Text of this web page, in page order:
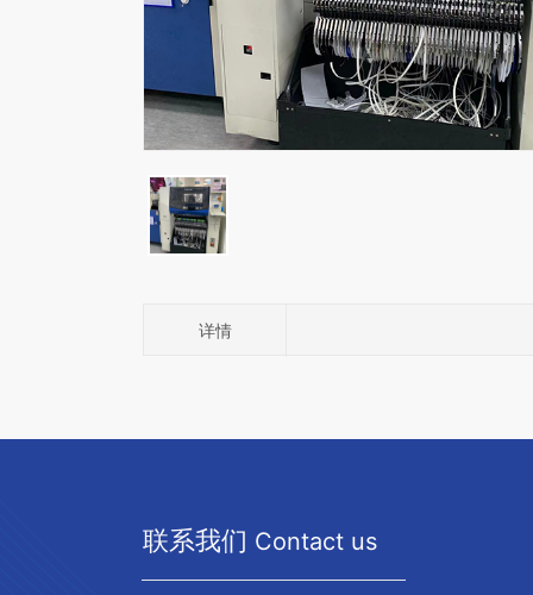
详情
联系我们 Contact us